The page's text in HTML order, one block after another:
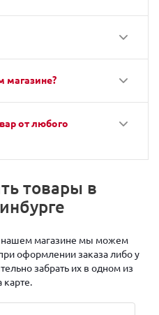
магазине?
от любого
товары в
нашем магазине мы можем
оформлении заказа либо у
забрать их в одном из
карте.